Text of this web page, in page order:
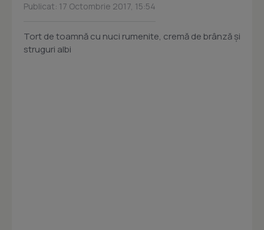
Publicat: 17 Octombrie 2017, 15:54
Tort de toamnă cu nuci rumenite, cremă de brânză şi
struguri albi